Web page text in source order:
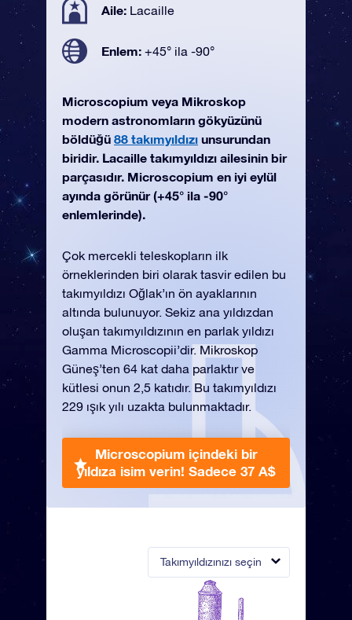
Takımyıldızınızı seçin
Aile: Lacaille
Enlem: +45° ila -90°
Microscopium veya Mikroskop
modern astronomların gökyüzünü
böldüğü 88 takımyıldızı unsurundan
biridir. Lacaille takımyıldızı ailesinin bir
parçasıdır. Microscopium en iyi eylül
ayında görünür (+45° ila -90°
enlemlerinde).
Çok mercekli teleskopların ilk
örneklerinden biri olarak tasvir edilen bu
takımyıldızı Oğlak’ın ön ayaklarının
altında bulunuyor. Sekiz ana yıldızdan
oluşan takımyıldızının en parlak yıldızı
Gamma Microscopii’dir. Mikroskop
Güneş’ten 64 kat daha parlaktır ve
kütlesi onun 2,5 katıdır. Bu takımyıldızı
229 ışık yılı uzakta bulunmaktadır.
Microscopium içindeki bir
yıldıza isim verin! Sadece 37 A$